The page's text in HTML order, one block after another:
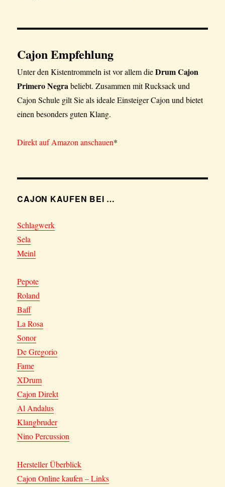
2InOne
Cajon Empfehlung
Unter den Kistentrommeln ist vor allem dieDrum Cajon
Primero Negrabeliebt. Zusammen mit Rucksack und
Cajon Schule gilt Sie als ideale Einsteiger Cajon und bietet
einen besonders guten Klang.
Direkt auf Amazon anschauen*
CAJON KAUFEN BEI …
Schlagwerk
Sela
Meinl
Pepote
Roland
Baff
La Rosa
Sonor
De Gregorio
Fame
XDrum
Cajon Direkt
Al Andalus
Klangbruder
Nino Percussion
Hersteller Überblick
Cajon Online kaufen – Links